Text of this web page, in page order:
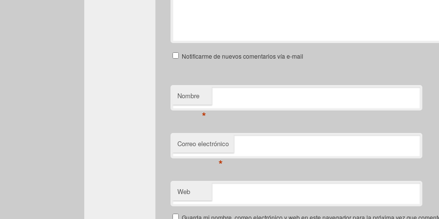
Notificarme de nuevos comentarios vía e-mail
Nombre
*
Correo electrónico
*
Web
Guarda mi nombre, correo electrónico y web en este navegador para la próxima vez que